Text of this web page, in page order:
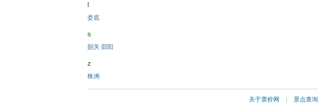
l
娄底
s
韶关 邵阳
z
株洲
关于票价网 | 景点查询